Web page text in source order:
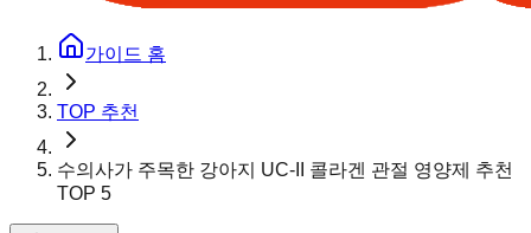
가이드 홈
TOP 추천
수의사가 주목한 강아지 UC-II 콜라겐 관절 영양제 추천
TOP 5